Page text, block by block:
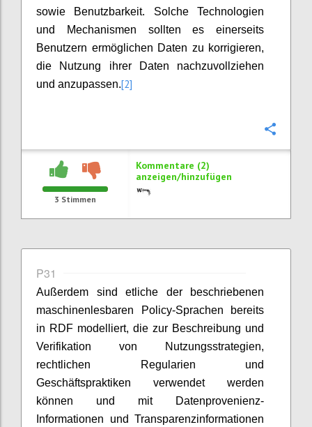
sowie Benutzbarkeit. Solche Technologien
und Mechanismen sollten es einerseits
Benutzern ermöglichen Daten zu korrigieren,
die Nutzung ihrer Daten nachzuvollziehen
und anzupassen.[2]
3 Stimmen
Kommentare (2)
anzeigen/hinzufügen
P31
Außerdem sind etliche der beschriebenen
maschinenlesbaren Policy-Sprachen bereits
in RDF modelliert, die zur Beschreibung und
Verifikation von Nutzungsstrategien,
rechtlichen Regularien und
Geschäftspraktiken verwendet werden
können und mit Datenprovenienz-
Informationen und Transparenzinformationen